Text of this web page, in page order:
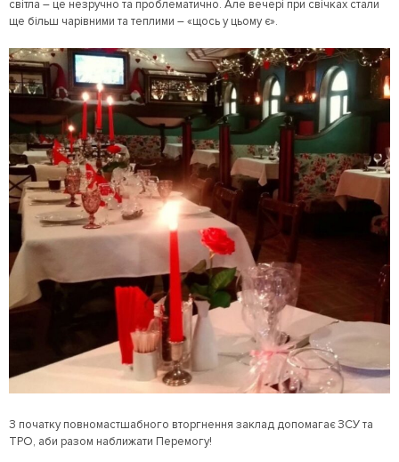
світла – це незручно та проблематично. Але вечері при свічках стали
ще більш чарівними та теплими – «щось у цьому є».
З початку повномастшабного вторгнення заклад допомагає ЗСУ та
ТРО, аби разом наближати Перемогу!